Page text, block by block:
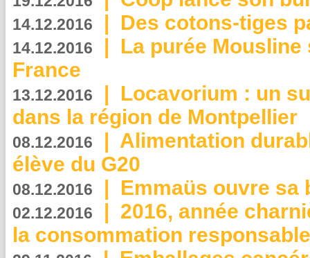
14.12.2016 | Des cotons-tiges
14.12.2016 | La purée
France
13.12.2016 | Locavorium : un
dans la région de Montpellier
08.12.2016 | Alimentation
élève du G20
08.12.2016 | Emmaüs ouvre sa
02.12.2016 | 2016, année
la consommation